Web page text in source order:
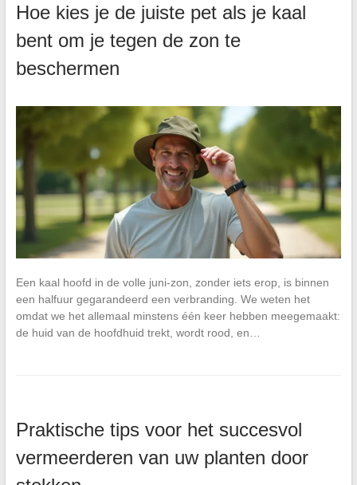
Hoe kies je de juiste pet als je kaal
bent om je tegen de zon te
beschermen
Een kaal hoofd in de volle juni-zon, zonder iets erop, is binnen
een halfuur gegarandeerd een verbranding. We weten het
omdat we het allemaal minstens één keer hebben meegemaakt:
de huid van de hoofdhuid trekt, wordt rood, en…
Praktische tips voor het succesvol
vermeerderen van uw planten door